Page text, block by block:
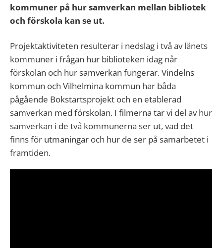
kommuner på hur samverkan mellan bibliotek
och förskola kan se ut.
Projektaktiviteten resulterar i nedslag i två av länets
kommuner i frågan hur biblioteken idag når
förskolan och hur samverkan fungerar.Vindelns
kommun och Vilhelmina kommun har båda
pågående Bokstartsprojekt och en etablerad
samverkan med förskolan. I filmerna tar vi del av hur
samverkan i de två kommunerna ser ut, vad det
finns för utmaningar och hur de ser på samarbetet i
framtiden.